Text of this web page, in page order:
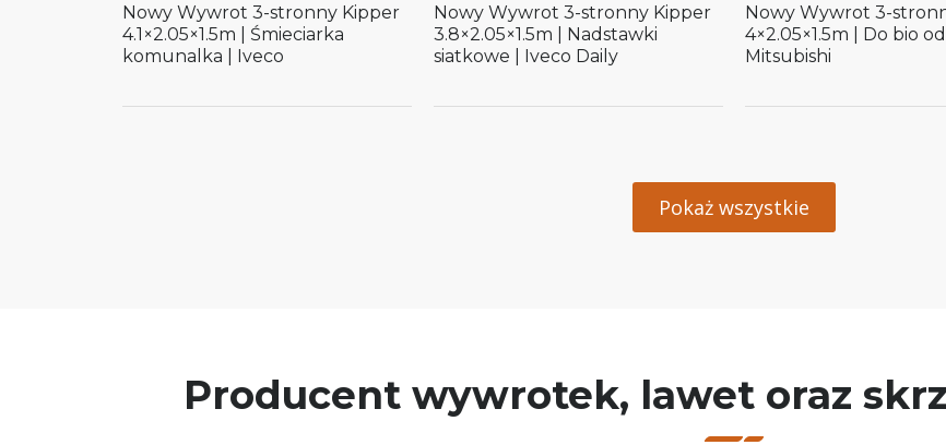
Nowy Wywrot 3-stronny Kipper
4.1×2.05×1.5m | Śmieciarka
komunalka | Iveco
Nowy Wywrot 3-stronny Kipper
3.8×2.05×1.5m | Nadstawki
siatkowe | Iveco Daily
Nowy Wywrot 3-
4×2.05×1.5m | Do bio
Mitsubishi
Pokaż wszystkie
Producent wywrotek, lawet oraz